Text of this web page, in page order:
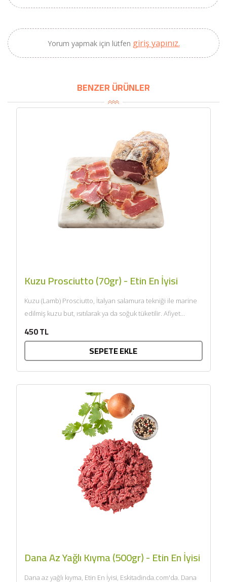
Yorum yapmak için lütfen giriş yapınız.
BENZER ÜRÜNLER
Kuzu Prosciutto (70gr) - Etin En İyisi
Kuzu (Lamb) Prosciutto, İtalyan salamura tekniği ile marine
edilmiş kuzu but, ısıtılarak ya da soğuk tüketilir. Afiyet
450 TL
SEPETE EKLE
Dana Az Yağlı Kıyma (500gr) - Etin En İyisi
Dana az yağlı kıyma, Etin En İyisi, Eskitadinda.com'da. Dana